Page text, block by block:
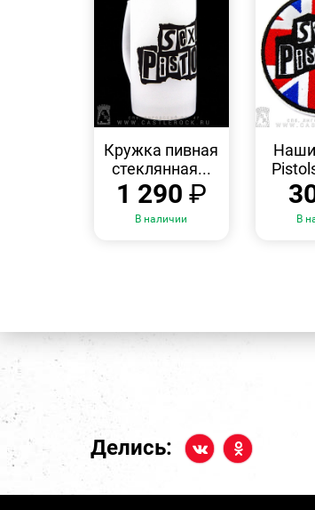
Кружка пивная
стеклянная...
1 290 ₽
В наличии В
Делись: